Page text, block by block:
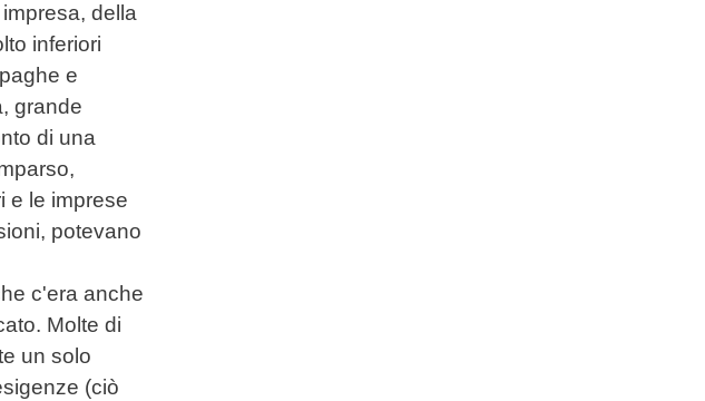
della
inferiori
e
grande
di una
e le imprese
potevano
c'era anche
Molte di
un solo
(ciò